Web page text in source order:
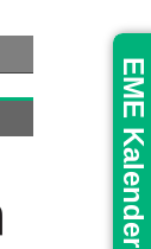
EME Kalender